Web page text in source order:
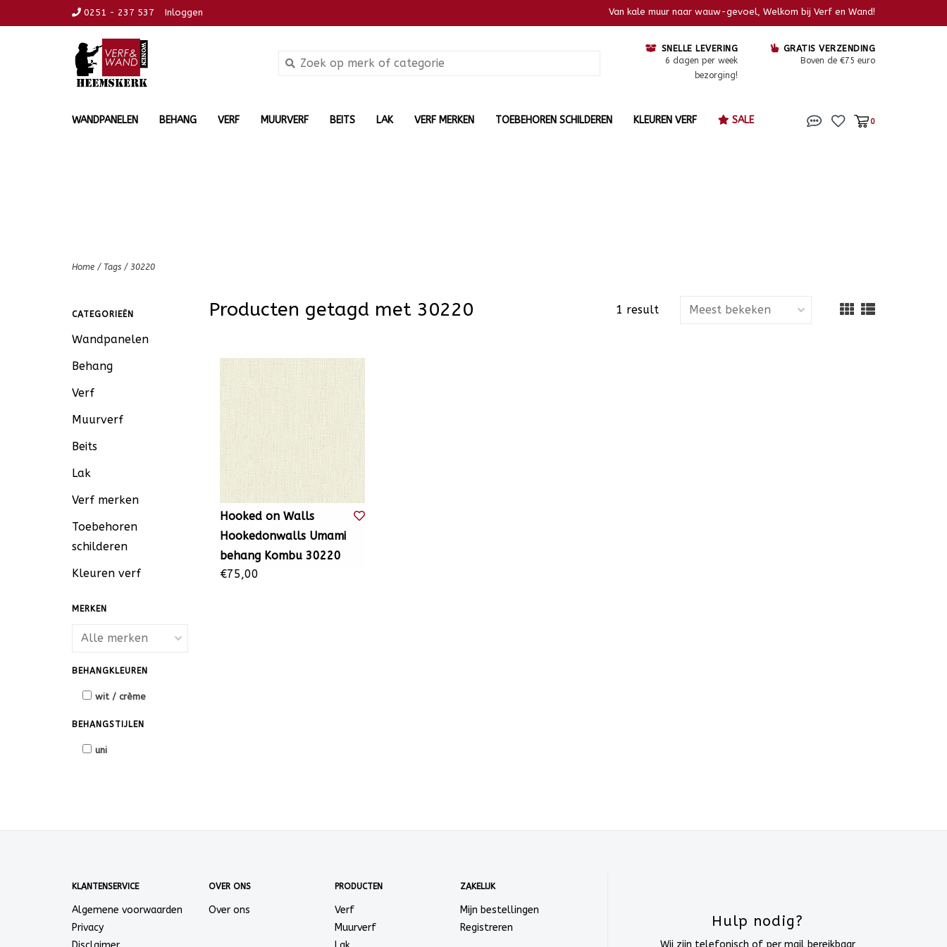
0251 - 237 537 Inloggen Van kale muur naar wauw-gevoel, Welkom bij Verf en Wand!
SNELLE LEVERING
6 dagen per week
bezorging!
GRATIS VERZENDING
Boven de €75 euro
WANDPANELEN BEHANG VERF MUURVERF BEITS LAK VERF MERKEN TOEBEHOREN SCHILDEREN KLEUREN VERF SALE 0
Home / Tags / 30220
CATEGORIEËN
Wandpanelen
Behang
Verf
Muurverf
Beits
Lak
Verf merken
Toebehoren
schilderen
Kleuren verf
MERKEN
BEHANGKLEUREN
wit / crème
BEHANGSTIJLEN
uni
Producten getagd met 30220 1 result
Hooked on Walls
Hookedonwalls Umami
behang Kombu 30220
€75,00
KLANTENSERVICE
Algemene voorwaarden
Privacy
OVER ONS
Over ons
PRODUCTEN
Verf
Muurverf
ZAKELIJK
Mijn bestellingen
Registreren
Hulp nodig?
Wij zijn telefonisch of per mail bereikbaar